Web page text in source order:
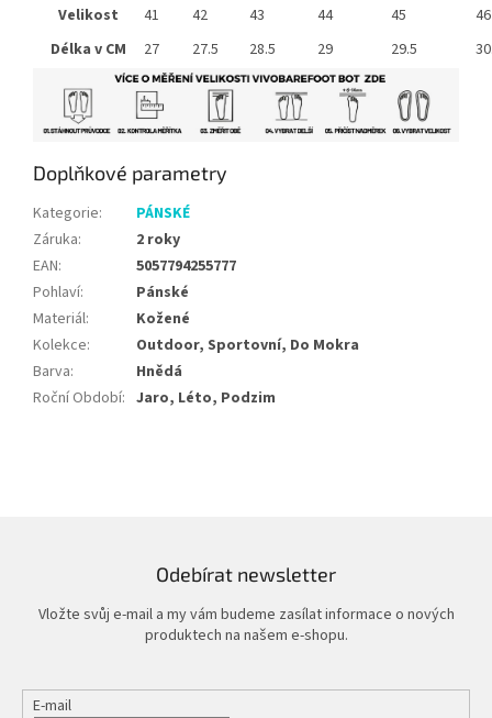
Velikost 41 42 43 44 45
46
Délka v CM
27 27.5 28.5 29 29.5
Doplňkové parametry
Kategorie:
PÁNSKÉ
Záruka:
2 roky
EAN:
5057794255777
Pohlaví:
Pánské
Materiál:
Kožené
Kolekce:
Outdoor, Sportovní, Do Mokra
Barva:
Hnědá
Roční Období: Jaro, Léto, Podzim
Odebírat newsletter
Vložte svůj e-mail a my vám budeme zasílat informace o nových
produktech na našem e-shopu.
E-mail